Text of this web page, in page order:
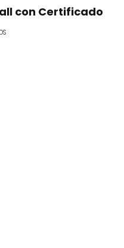
con Certificado